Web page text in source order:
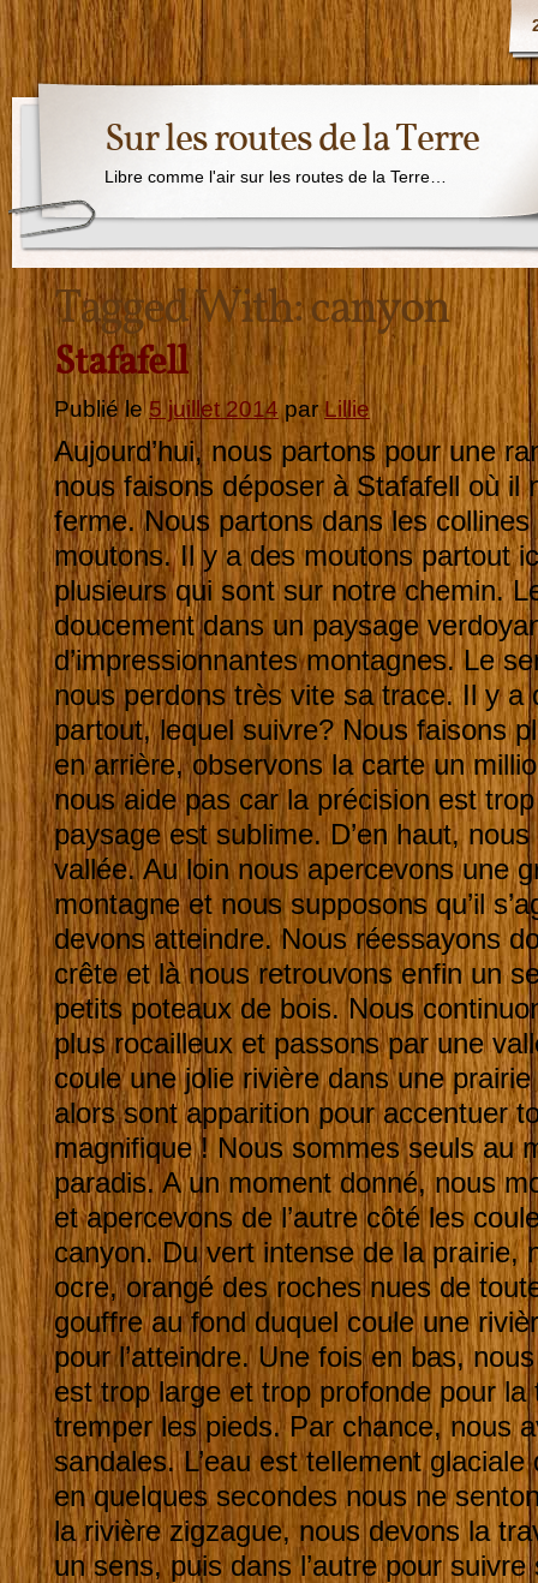
Sur les routes de la Terre
Libre comme l'air sur les routes de la Terre…
Tagged With:canyon
Stafafell
Publié le 5 juillet 2014 par Lillie
Aujourd’hui, nous partons pour une
nous faisons déposer à Stafafell où il
ferme. Nous partons dans les
moutons. Il y a des moutons partout
plusieurs qui sont sur notre chemin.
doucement dans un paysage
d’impressionnantes montagnes. Le
nous perdons très vite sa trace. Il y a
partout, lequel suivre? Nous faisons
en arrière, observons la carte un
nous aide pas car la précision est
paysage est sublime. D’en haut,
vallée. Au loin nous apercevons une
montagne et nous supposons qu’il
devons atteindre. Nous réessayons
crête et là nous retrouvons enfin un
petits poteaux de bois. Nous
plus rocailleux et passons par une
coule une jolie rivière dans une
alors sont apparition pour accentuer
magnifique ! Nous sommes seuls au
paradis. A un moment donné, nous
et apercevons de l’autre côté les
canyon. Du vert intense de la prairie,
ocre, orangé des roches nues de
gouffre au fond duquel coule une
pour l’atteindre. Une fois en bas,
est trop large et trop profonde pour la
tremper les pieds. Par chance, nous
sandales. L’eau est tellement glaciale
en quelques secondes nous ne
la rivière zigzague, nous devons la
un sens, puis dans l’autre pour suivre